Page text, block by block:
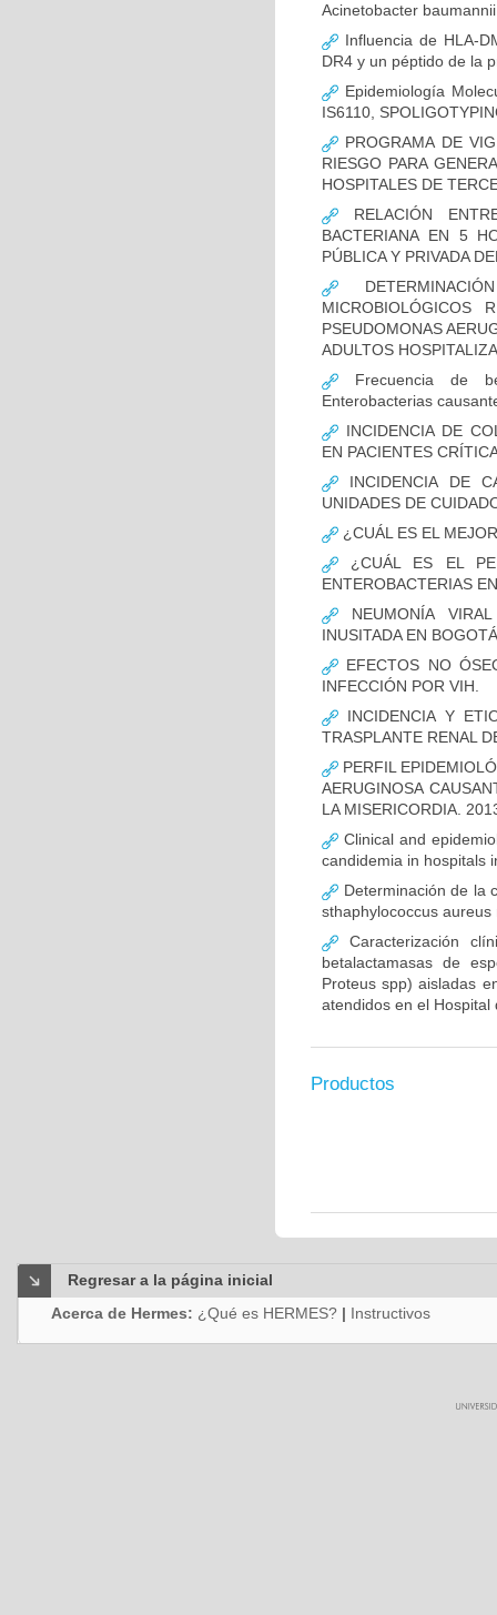
Acinetobacter
Influencia de HLA-
DR4 y un péptido de la
Epidemiología
IS6110,
PROGRAMA DE
RIESGO PARA
HOSPITALES DE
RELACIÓN
BACTERIANA EN 5
PÚBLICA Y PRIVADA
MICROBIOLÓGICOS
PSEUDOMONAS
ADULTOS
Frecuencia de
Enterobacterias
INCIDENCIA DE
EN PACIENTES
INCIDENCIA DE
UNIDADES DE
¿CUÁL ES EL
¿CUÁL ES EL
ENTEROBACTERIAS
NEUMONÍA
INUSITADA EN
EFECTOS NO
INFECCIÓN POR VIH.
INCIDENCIA Y
TRASPLANTE RENAL
PERFIL
AERUGINOSA
LA MISERICORDIA.
Clinical and
candidemia in hospitals
Determinación de la
sthaphylococcus
Caracterización
betalactamasas de
Proteus spp) aisladas
atendidos en el
Productos
Regresar a la página inicial
Acerca de Hermes: ¿Qué es HERMES? | Instructivos